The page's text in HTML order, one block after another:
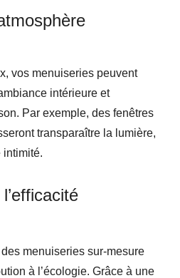
vos menuiseries peuvent
intérieure et
Par exemple, des fenêtres
transparaître la lumière,
intimité.
menuiseries sur-mesure
à l’écologie. Grâce à une